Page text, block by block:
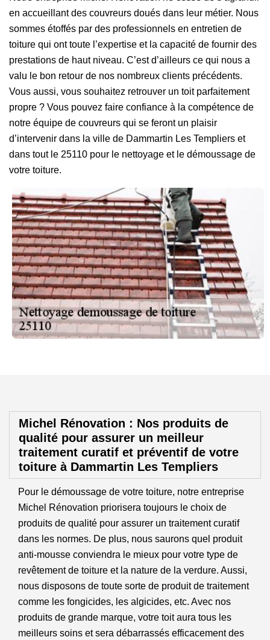
en accueillant des couvreurs doués dans leur métier. Nous
sommes étoffés par des professionnels en entretien de
toiture qui ont toute l’expertise et la capacité de fournir des
prestations de haut niveau. C’est d’ailleurs ce qui nous a
valu le bon retour de nos nombreux clients précédents.
Vous aussi, vous souhaitez retrouver un toit parfaitement
propre ? Vous pouvez faire confiance à la compétence de
notre équipe de couvreurs qui se feront un plaisir
d’intervenir dans la ville de Dammartin Les Templiers et
dans tout le 25110 pour le nettoyage et le démoussage de
votre toiture.
Michel Rénovation : Nos produits de
qualité pour assurer un meilleur
traitement curatif et préventif de votre
toiture à Dammartin Les Templiers
Pour le démoussage de votre toiture, notre entreprise
Michel Rénovation priorisera toujours le choix de
produits de qualité pour assurer un traitement curatif
dans les normes. De plus, nous saurons quel produit
anti-mousse conviendra le mieux pour votre type de
revêtement de toiture et la nature de la verdure. Aussi,
nous disposons de toute sorte de produit de traitement
comme les fongicides, les algicides, etc. Avec nos
produits de grande marque, votre toit aura tous les
meilleurs soins et sera débarrassés efficacement des